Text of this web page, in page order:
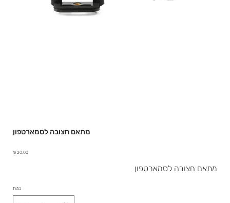
מתאם חצובה לסמארטפון
מחיר ‏20.00 ‏₪
מתאם חצובה לסמארטפון
כמות